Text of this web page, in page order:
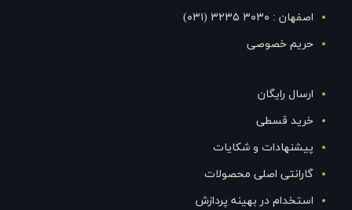
اصفهان : ۳۰۳۰ ۳۲۳۵ (۰۳۱)
حریم خصوصی
ارسال رایگان
خرید قسطی
پیشنهادات و شکایات
گارانتی اصلی محصولات
استخدام در بهینه پردازش